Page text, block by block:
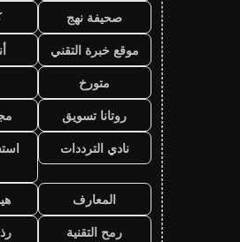
صحيفة نهج
موقع خبرة التقني
متورخ
روتانا تسويق
نادي الترددات
المعارف
رمح التقنية